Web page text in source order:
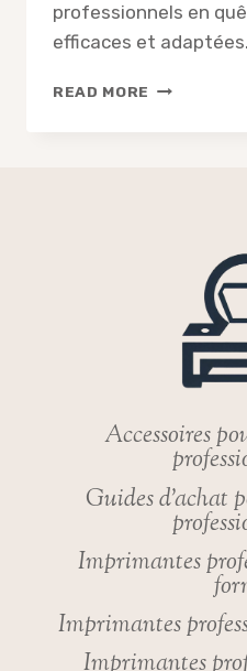
professionnels en
efficaces et
READ MORE VOUS
Accessoires
Guides d’achat
Imprimantes
Imprimantes